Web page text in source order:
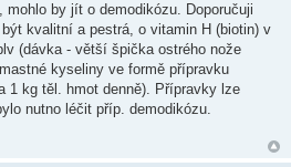
mohlo by jít o demodikózu. Doporučuji
kvalitní a pestrá, o vitamin H (biotin) v
(dávka - větší špička ostrého nože
kyseliny ve formě přípravku
1 kg těl. hmot denně). Přípravky lze
nutno léčit příp. demodikózu.